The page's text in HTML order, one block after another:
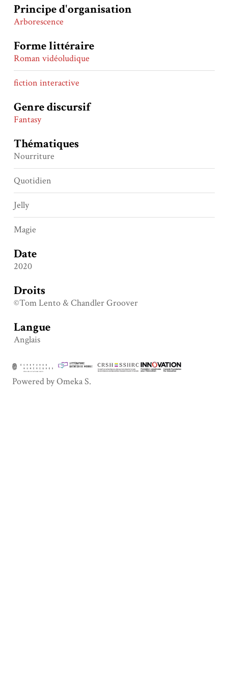
Principe d'organisation
Arborescence
Forme littéraire
Roman vidéoludique
fiction interactive
Genre discursif
Fantasy
Thématiques
Nourriture
Quotidien
Jelly
Magie
Date
2020
Droits
©Tom Lento & Chandler Groover
Langue
Anglais
Powered by Omeka S.